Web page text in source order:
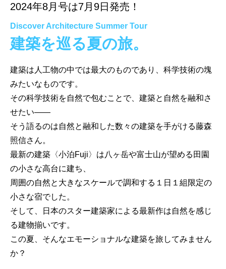
2024年8月号は7月9日発売！
Discover Architecture Summer Tour
建築を巡る夏の旅。
建築は人工物の中では最大のものであり、科学技術の塊
みたいなものです。
その科学技術を自然で包むことで、建築と自然を融和さ
せたい——
そう語るのは自然と融和した数々の建築を手がける藤森
照信さん。
最新の建築〈小泊Fuji〉は八ヶ岳や富士山が望める田園
の小さな高台に建ち、
周囲の自然と大きなスケールで調和する１日１組限定の
小さな宿でした。
そして、日本のスター建築家による最新作は自然を感じ
る建物揃いです。
この夏、そんなエモーショナルな建築を旅してみません
か？